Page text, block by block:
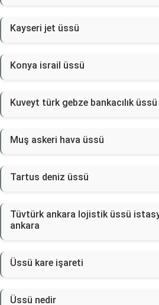
Kayseri jet üssü
Konya israil üssü
Kuveyt türk gebze bankacılık üssü
Muş askeri hava üssü
Tartus deniz üssü
Tüvtürk ankara lojistik üssü
ankara
Üssü kare işareti
Üssü nedir